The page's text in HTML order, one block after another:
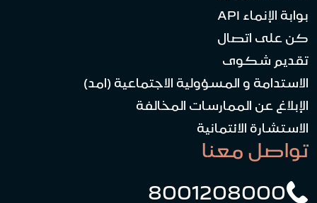
بوابة الإنماء API
كن على اتصال
تقديم شكوى
الاستدامة و المسؤولية الاجتماعية (امد)
الإبلاغ عن الممارسات المخالفة
الاستشارة الائتمانية
تواصل معنا
8001208000